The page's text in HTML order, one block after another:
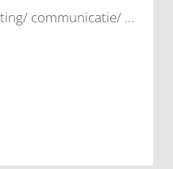
En dat kan je op
brengen op
bewezen als
medewerker marketing/ communicatie/ sponsoring